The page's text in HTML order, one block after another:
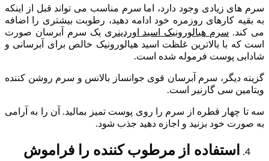
سرم های زیادی وجود دارد، اما سرم مناسب می تواند قبل از اینکه
به بقیه کارهای روزمره خود ادامه دهید، رطوبت بیشتری را اضافه
می کند. سرم هیالورونیک اسید اوردینری یک سرم آبرسان صورت
است که با بالاترین غلظت اسید هیالورونیک خالص برای آبرسانی و
شادابی پوست فرموله شده است.
گزینه دیگر، سرم آبرسان قوی جوانساز بالانس و سرم روشن کننده
ویتامین سی گارنیر است.
سه تا چهار قطره از سرم را روی پوست تمیز بمالید. آن را به آرامی
به صورت خود بزنید و اجازه دهید جذب شود.
استفاده از مرطوب کننده را فراموش